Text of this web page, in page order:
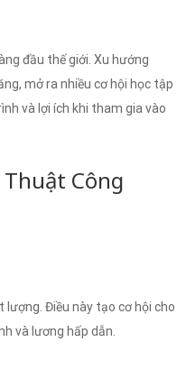
đầu thế giới. Xu hướng
mở ra nhiều cơ hội học tập
và lợi ích khi tham gia vào
Công
Điều này tạo cơ hội cho
và lương hấp dẫn.